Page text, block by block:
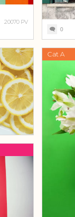
20070 PV
0
Cat A